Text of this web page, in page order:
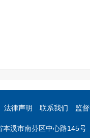
法律声明 联系我们 监
溪市南芬区中心路145